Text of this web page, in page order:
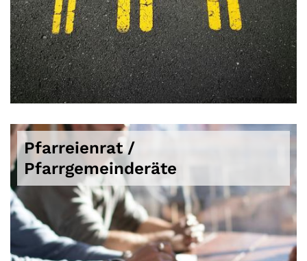
© Sandy Millar / unsplash
Pfarreienrat /
Pfarrgemeinderäte